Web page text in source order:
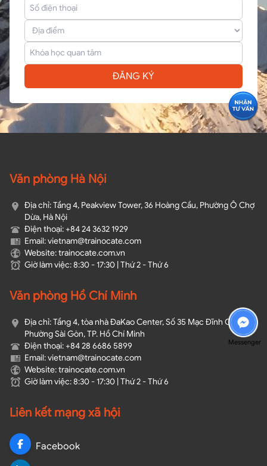
ĐĂNG KÝ
Văn phòng Hà Nội
Địa chỉ: Tầng 4, Peakview Tower, 36 Hoàng Cầu, Phường Ô Chợ
Dừa, Hà Nội
Điện thoại: +84 24 3632 1929
Email: vietnam@trainocate.com​
Website: trainocate.com.vn
Giờ làm việc: 8:30 - 17:30 | Thứ 2 - Thứ 6
Văn phòng Hồ Chí Minh
Địa chỉ: Tầng 4, tòa nhà ĐaKao Center, Số 35 Mạc Đĩnh Chi,
Phường Sài Gòn, TP. Hồ Chí Minh
Điện thoại: +84 28 6686 5899
Email: vietnam@trainocate.com​
Website: trainocate.com.vn
Giờ làm việc: 8:30 - 17:30 | Thứ 2 - Thứ 6
Liên kết mạng xã hội
Facebook
Messenger